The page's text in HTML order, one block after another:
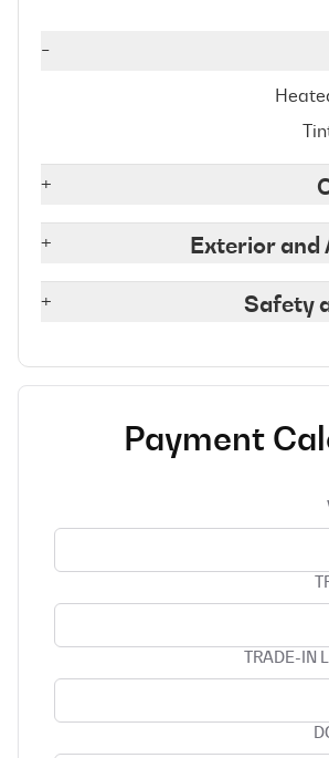
-
+
Exterior and
+
Safety
+
Payment
TRADE-IN